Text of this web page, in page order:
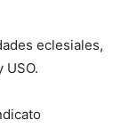
eclesiales,
USO.